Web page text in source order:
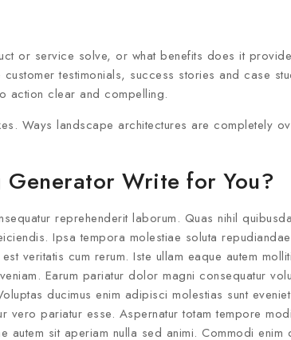
or service solve, or what benefits does it
testimonials, success stories and case
action clear and compelling.
Ways landscape architectures are completely
Write for You?
reprehenderit laborum. Quas nihil
Ipsa tempora molestiae soluta
veritatis cum rerum. Iste ullam eaque autem
Earum pariatur dolor magni consequatur
ducimus enim adipisci molestias sunt
vero pariatur esse. Aspernatur totam tempore
autem sit aperiam nulla sed animi. Commodi enim